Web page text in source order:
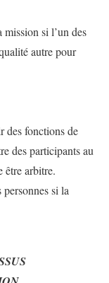
si l’un des
autre pour
des fonctions de
des participants au
être arbitre.
si la